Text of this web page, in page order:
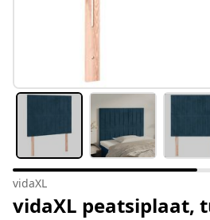
vidaXL
vidaXL peatsiplaat,